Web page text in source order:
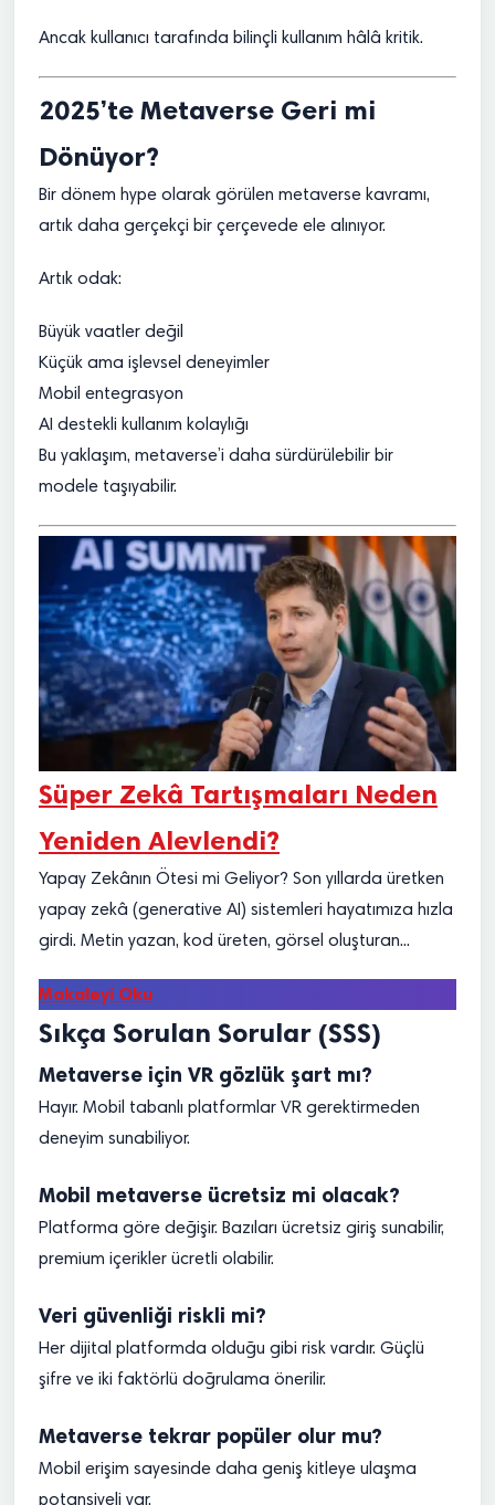
Ancak kullanıcı tarafında bilinçli kullanım hâlâ kritik.
2025’te Metaverse Geri mi
Dönüyor?
Bir dönem hype olarak görülen metaverse kavramı,
artık daha gerçekçi bir çerçevede ele alınıyor.
Artık odak:
Büyük vaatler değil
Küçük ama işlevsel deneyimler
Mobil entegrasyon
AI destekli kullanım kolaylığı
Bu yaklaşım, metaverse’i daha sürdürülebilir bir
modele taşıyabilir.
Süper Zekâ Tartışmaları Neden
Yeniden Alevlendi?
Yapay Zekânın Ötesi mi Geliyor? Son yıllarda üretken
yapay zekâ (generative AI) sistemleri hayatımıza hızla
girdi. Metin yazan, kod üreten, görsel oluşturan...
Makaleyi Oku
Sıkça Sorulan Sorular (SSS)
Metaverse için VR gözlük şart mı?
Hayır. Mobil tabanlı platformlar VR gerektirmeden
deneyim sunabiliyor.
Mobil metaverse ücretsiz mi olacak?
Platforma göre değişir. Bazıları ücretsiz giriş sunabilir,
premium içerikler ücretli olabilir.
Veri güvenliği riskli mi?
Her dijital platformda olduğu gibi risk vardır. Güçlü
şifre ve iki faktörlü doğrulama önerilir.
Metaverse tekrar popüler olur mu?
Mobil erişim sayesinde daha geniş kitleye ulaşma
potansiyeli var.